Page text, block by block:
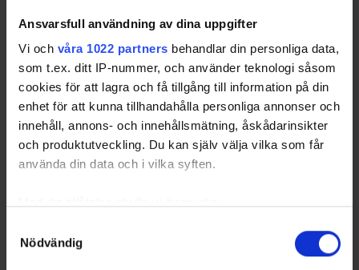
Ansvarsfull användning av dina uppgifter
Vi och våra 1022 partners behandlar din personliga data,
som t.ex. ditt IP-nummer, och använder teknologi såsom
cookies för att lagra och få tillgång till information på din
enhet för att kunna tillhandahålla personliga annonser och
innehåll, annons- och innehållsmätning, åskådarinsikter
och produktutveckling. Du kan själv välja vilka som får
använda din data och i vilka syften.
kan ha en noggrannhet på upp till flera meter
Nödvändig
2026-04-
Nyköpings SK - Valbo HC
2026-04-
25 17:50
Fagersta AIK - Hammarby IF
Stora
Hallen
2026-04-
25 17:50
Fagersta AIK - Hammarby IF
Stora
Hallen
och statistik för samtliga ishockeyserier som spelas i
Sverige. Du kan följa dina favoritserier och lägga upp